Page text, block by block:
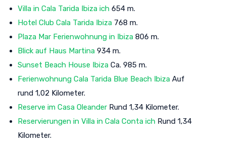
Villa in Cala Tarida Ibiza ich 654 m.
Hotel Club Cala Tarida Ibiza 768 m.
Plaza Mar Ferienwohnung in Ibiza 806 m.
Blick auf Haus Martina 934 m.
Sunset Beach House Ibiza Ca. 985 m.
Ferienwohnung Cala Tarida Blue Beach Ibiza Auf
rund 1,02 Kilometer.
Reserve im Casa Oleander Rund 1,34 Kilometer.
Reservierungen in Villa in Cala Conta ich Rund 1,34
Kilometer.